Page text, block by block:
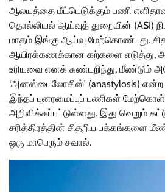
ஆலயத்தை மீட்டெடுக்கும் பணி
தொல்லியல் ஆய்வுத் துறையின் (ASI)
மாதம் இங்கு ஆய்வு மேற்கொண்டது.
ஆயிரக்கணக்கான கற்களை எடுத்து,
உரியவை எனக் கண்டறிந்து, மீண்டும்
‘அனஸ்டைலோசிஸ்’ (anastylosis) என்ற
இந்தப் புனரமைப்புப் பணிகள்
அறிவிக்கப்பட்டுள்ளது. இது வெறும்
சரித்திரத்தின் சிதறிய பக்கங்களை
ஒரு மாபெரும் சவால்.